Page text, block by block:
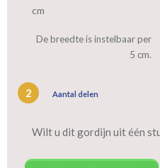
cm
De breedte is instelbaar per
5 cm.
2 Aantal delen
Wilt u dit gordijn uit één